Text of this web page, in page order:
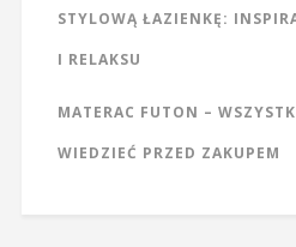
STYLOWĄ ŁAZIENKĘ:
I RELAKSU
MATERAC FUTON –
WIEDZIEĆ PRZED ZAKUPEM